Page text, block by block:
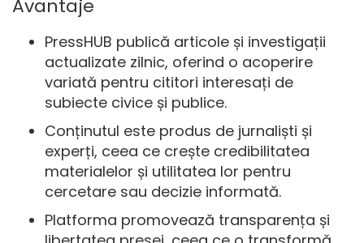
Avantaje
PressHUB publică articole și investigații
actualizate zilnic, oferind o acoperire
variată pentru cititori interesați de
subiecte civice și publice.
Conținutul este produs de jurnaliști și
experți, ceea ce crește credibilitatea
materialelor și utilitatea lor pentru
cercetare sau decizie informată.
Platforma promovează transparența și